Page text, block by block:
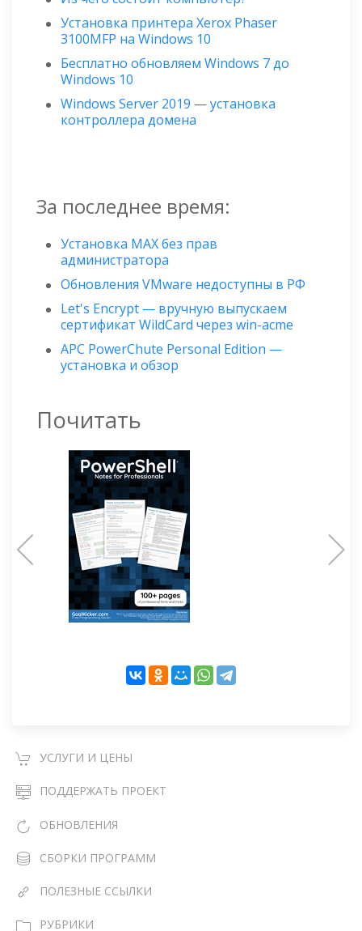
Установка принтера Xerox Phaser
3100MFP на Windows 10
Бесплатно обновляем Windows 7 до
Windows 10
Windows Server 2019 — установка
контроллера домена
За последнее время:
Установка MAX без прав
администратора
Обновления VMware недоступны в РФ
Let's Encrypt — вручную выпускаем
сертификат WildСard через win-acme
APC PowerChute Personal Edition —
установка и обзор
Почитать
УСЛУГИ И ЦЕНЫ
ПОДДЕРЖАТЬ ПРОЕКТ
ОБНОВЛЕНИЯ
СБОРКИ ПРОГРАММ
ПОЛЕЗНЫЕ ССЫЛКИ
РУБРИКИ